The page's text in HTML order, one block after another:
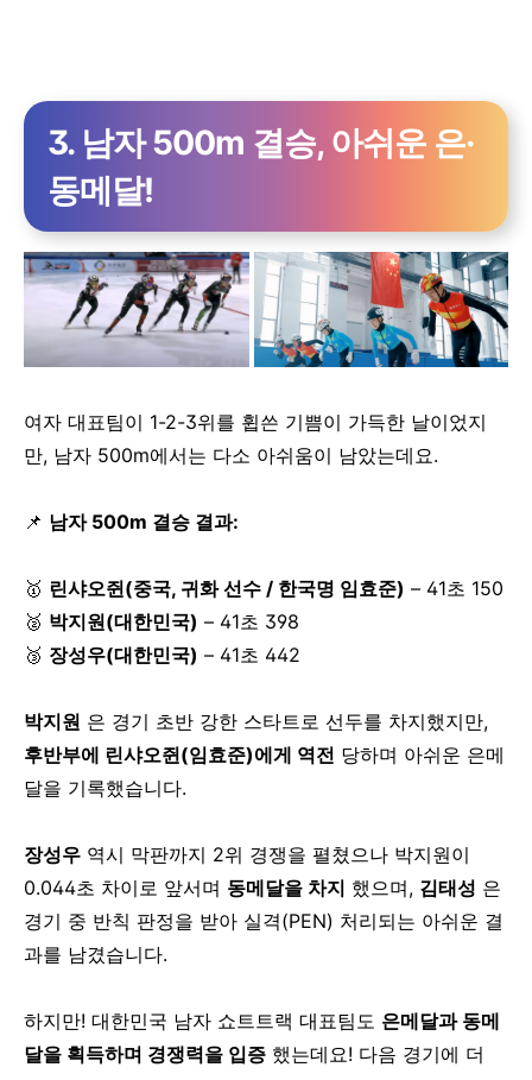
3. 남자 500m 결승, 아쉬운 은·
동메달!
여자 대표팀이 1-2-3위를 휩쓴 기쁨이 가득한 날이었지
만, 남자 500m에서는 다소 아쉬움이 남았는데요.
📌 남자 500m 결승 결과:
🥇 린샤오쥔(중국, 귀화 선수 / 한국명 임효준) – 41초 150
🥈 박지원(대한민국) – 41초 398
🥉 장성우(대한민국) – 41초 442
박지원 은 경기 초반 강한 스타트로 선두를 차지했지만,
후반부에 린샤오쥔(임효준)에게 역전 당하며 아쉬운 은메
달을 기록했습니다.
장성우 역시 막판까지 2위 경쟁을 펼쳤으나 박지원이
0.044초 차이로 앞서며 동메달을 차지 했으며, 김태성 은
경기 중 반칙 판정을 받아 실격(PEN) 처리되는 아쉬운 결
과를 남겼습니다.
하지만! 대한민국 남자 쇼트트랙 대표팀도 은메달과 동메
달을 획득하며 경쟁력을 입증 했는데요! 다음 경기에 더